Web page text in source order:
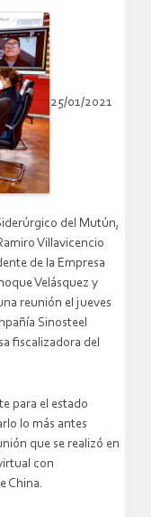
25/01/2021
del Mutún,
Villavicencio
de la Empresa
Velásquez y
reunión el jueves
Sinosteel
fiscalizadora del
para el estado
lo más antes
que se realizó en
con
China.